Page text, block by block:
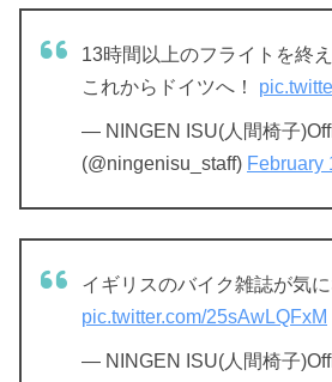
13時間以上のフライトを終
これからドイツへ！
— NINGEN ISU(人間椅子
(@ningenisu_staff) February
イギリスのバイク雑誌が気
pic.twitter.com/25sAwLQFxM
— NINGEN ISU(人間椅子